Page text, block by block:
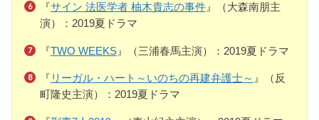
『サイン 法医学者 柚木貴志の事件』（大森南朋主
演）：2019夏ドラマ
『TWO WEEKS』（三浦春馬主演）：2019夏ドラマ
『 リーガル・ハート～いのちの再建弁護士～ 』（反
町隆史主演）：2019夏ドラマ